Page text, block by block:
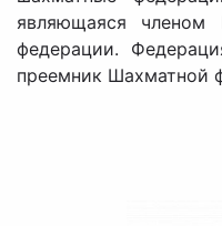
являющаяся членом
федерации.
преемник Шахматной